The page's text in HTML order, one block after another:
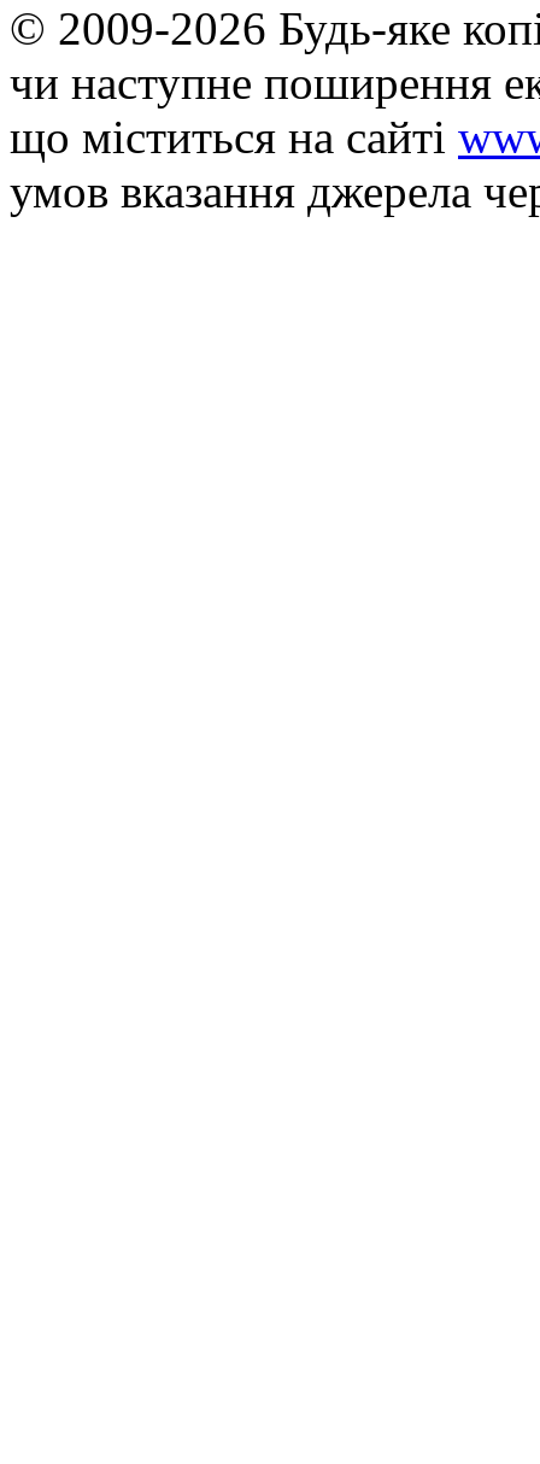
© 2009-2026 Будь-яке
чи наступне поширення
що мiститься на сайті
умов вказання джерела